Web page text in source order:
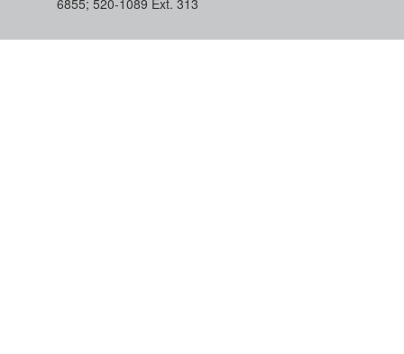
6855; 520-1089​ Ext. 313